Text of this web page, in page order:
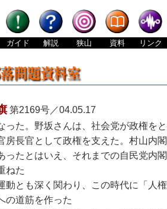
ガイド 解説 狭山 資料 リンク
第2169号／04.05.17
た。野坂さんは、社会党が政権をと
房長官として政権を支えた。村山内閣
ったとはいえ、それまでの自民党内閣
ねた
動とも深く関わり、この時代に「人権
の道筋を作った